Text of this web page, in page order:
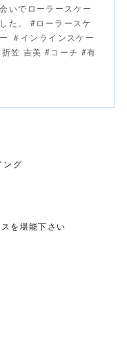
いでローラースケー
た。 #ローラースケ
＃インラインスケー
笠 吉美 #コーチ #有
ング
を堪能下さい